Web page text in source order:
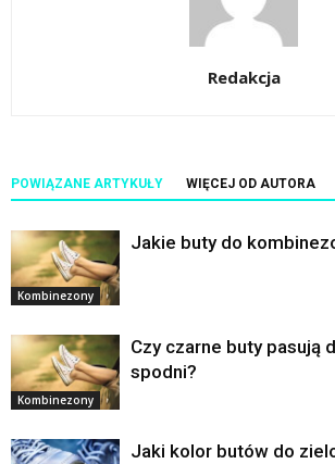
Redakcja
POWIĄZANE ARTYKUŁY WIĘCEJ OD AUTORA
Kombinezony
Jakie buty do
Kombinezony
Czy czarne buty pasują
spodni?
Jaki kolor butów do